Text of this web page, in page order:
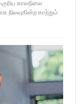
காலநிலை
நிலவுகின்ற காற்றும்